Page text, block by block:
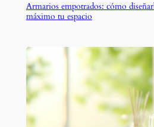
Armarios empotrados: cómo
máximo tu espacio